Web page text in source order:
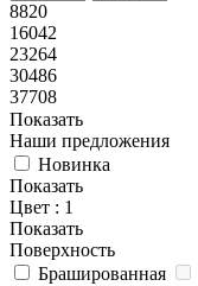
8820
16042
23264
30486
37708
Показать
Наши предложения
Новинка
Показать
Цвет : 1
Показать
Поверхность
Брашированная